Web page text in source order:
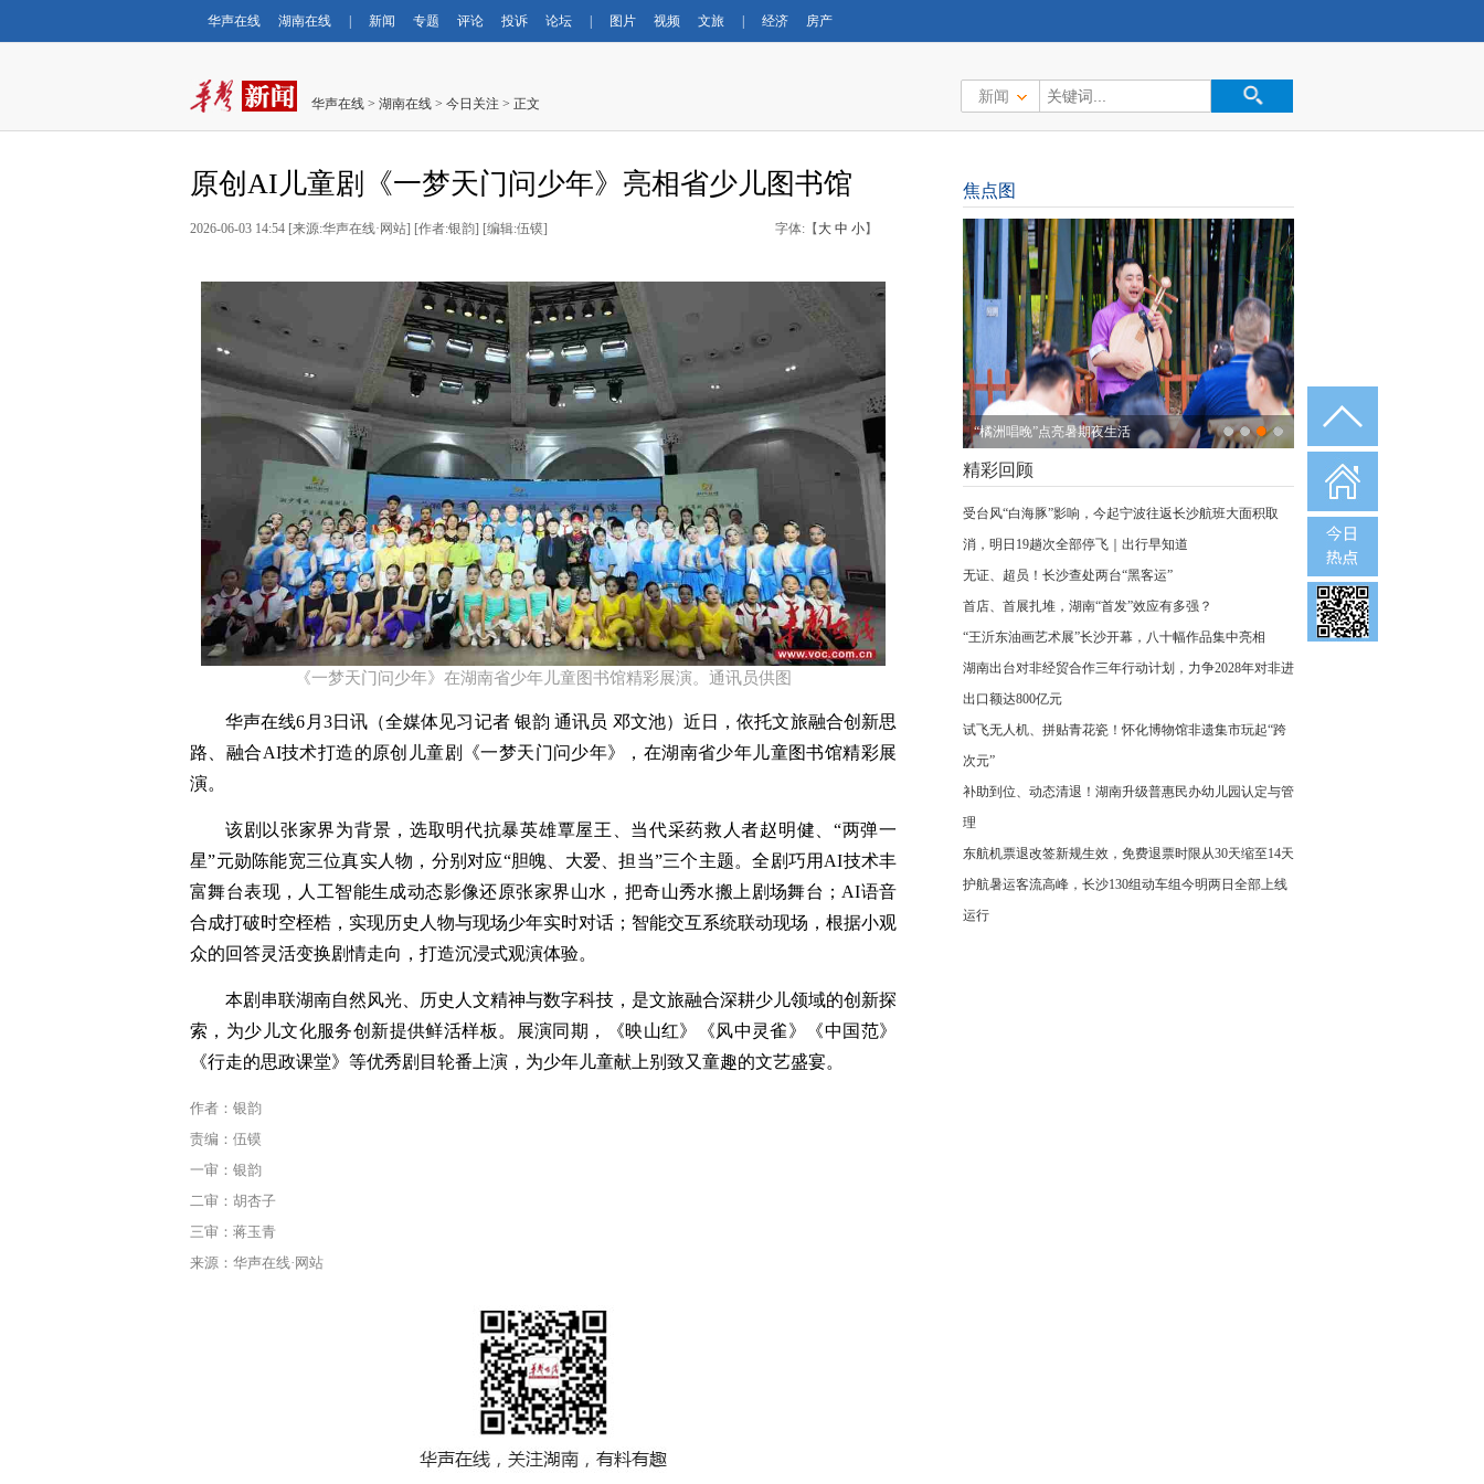
华声在线 湖南在线 新闻 专题 评论 投诉 论坛 图片 视频 文旅 经济 房产
华声在线 > 湖南在线 > 今日关注 > 正文 新闻
原创AI儿童剧《一梦天门问少年》亮相省少儿图书馆
2026-06-03 14:54 [来源:华声在线·网站] [作者:银韵] [编辑:伍镆] 字体:【 大 中 小】
《一梦天门问少年》在湖南省少年儿童图书馆精彩展演。通讯员供图​
华声在线6月3日讯（全媒体见习记者 银韵 通讯员 邓文池）近日，依托文旅融合创新思
路、融合AI技术打造的原创儿童剧《一梦天门问少年》，在湖南省少年儿童图书馆精彩展
演。
该剧以张家界为背景，选取明代抗暴英雄覃屋王、当代采药救人者赵明健、“两弹一
星”元勋陈能宽三位真实人物，分别对应“胆魄、大爱、担当”三个主题。全剧巧用AI技术丰
富舞台表现，人工智能生成动态影像还原张家界山水，把奇山秀水搬上剧场舞台；AI语音
合成打破时空桎梏，实现历史人物与现场少年实时对话；智能交互系统联动现场，根据小观
众的回答灵活变换剧情走向，打造沉浸式观演体验。
本剧串联湖南自然风光、历史人文精神与数字科技，是文旅融合深耕少儿领域的创新探
索，为少儿文化服务创新提供鲜活样板。展演同期，《映山红》《风中灵雀》《中国范》
《行走的思政课堂》等优秀剧目轮番上演，为少年儿童献上别致又童趣的文艺盛宴。
作者：银韵
责编：伍镆
一审：银韵
二审：胡杏子
三审：蒋玉青
来源：华声在线·网站
焦点图
“橘洲唱晚”点亮暑期夜生活
精彩回顾
受台风“白海豚”影响，今起宁波往返长沙航班大面积取
消，明日19趟次全部停飞｜出行早知道
无证、超员！长沙查处两台“黑客运”
首店、首展扎堆，湖南“首发”效应有多强？
“王沂东油画艺术展”长沙开幕，八十幅作品集中亮相
湖南出台对非经贸合作三年行动计划，力争2028年对非进
出口额达800亿元
试飞无人机、拼贴青花瓷！怀化博物馆非遗集市玩起“跨
次元”
补助到位、动态清退！湖南升级普惠民办幼儿园认定与管
理
东航机票退改签新规生效，免费退票时限从30天缩至14天
护航暑运客流高峰，长沙130组动车组今明两日全部上线
运行